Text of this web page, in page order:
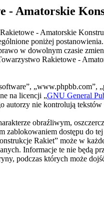
- Amatorskie
- Amatorskie
poniżej
w dowolnym czasie
Rakietowe -
na licencji „GNU General
autorzy nie kontrolują
obraźliwym,
zablokowaniem dostępu do
Rakiet” może w
Informacje te nie będą
podczas których może